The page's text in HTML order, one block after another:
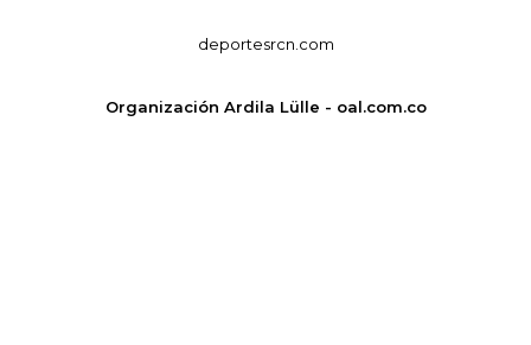
deportesrcn.com
Organización Ardila Lülle - oal.com.co